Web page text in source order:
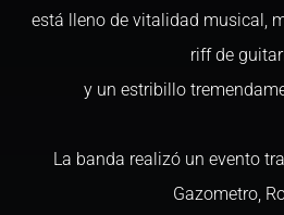
está lleno de vitalidad musical,
riff de
y un estribillo
La banda realizó un evento
Gazometro,